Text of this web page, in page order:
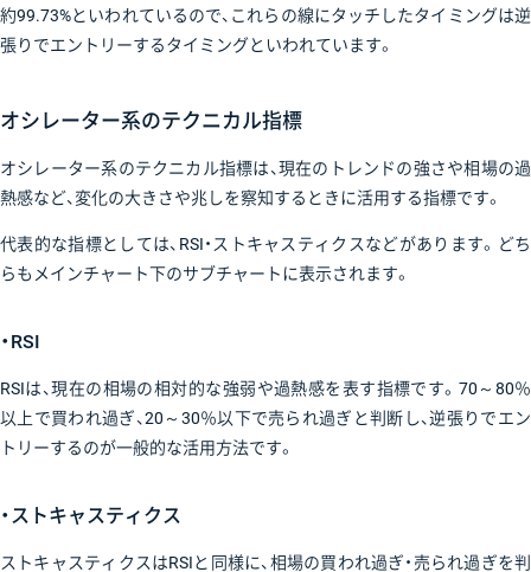
約99.73%といわれているので、これらの線にタッチしたタイミングは逆
張りでエントリーするタイミングといわれています。
オシレーター系のテクニカル指標
オシレーター系のテクニカル指標は、現在のトレンドの強さや相場の過
熱感など、変化の大きさや兆しを察知するときに活用する指標です。
代表的な指標としては、RSI・ストキャスティクスなどがあります。どち
らもメインチャート下のサブチャートに表示されます。
・RSI
RSIは、現在の相場の相対的な強弱や過熱感を表す指標です。70～80％
以上で買われ過ぎ、20～30％以下で売られ過ぎと判断し、逆張りでエン
トリーするのが一般的な活用方法です。
・ストキャスティクス
ストキャスティクスはRSIと同様に、相場の買われ過ぎ・売られ過ぎを判